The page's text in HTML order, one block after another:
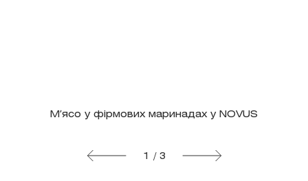
Мʼясо у фірмових маринадах у NOVUS
1 / 3